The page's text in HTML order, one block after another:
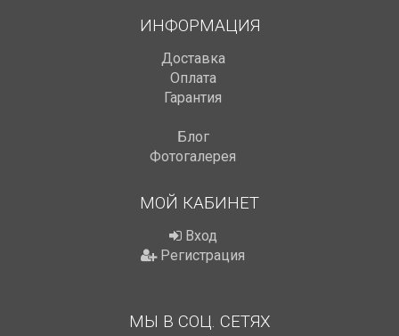
ИНФОРМАЦИЯ
Доставка
Оплата
Гарантия
Блог
Фотогалерея
МОЙ КАБИНЕТ
Вход
Регистрация
МЫ В СОЦ. СЕТЯХ